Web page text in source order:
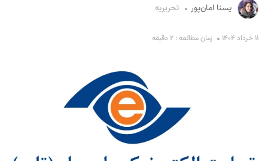
یسنا امان‌پور تحریریه
۱۱ خرداد ۱۴۰۴ زمان مطالعه : ۲ دقیقه